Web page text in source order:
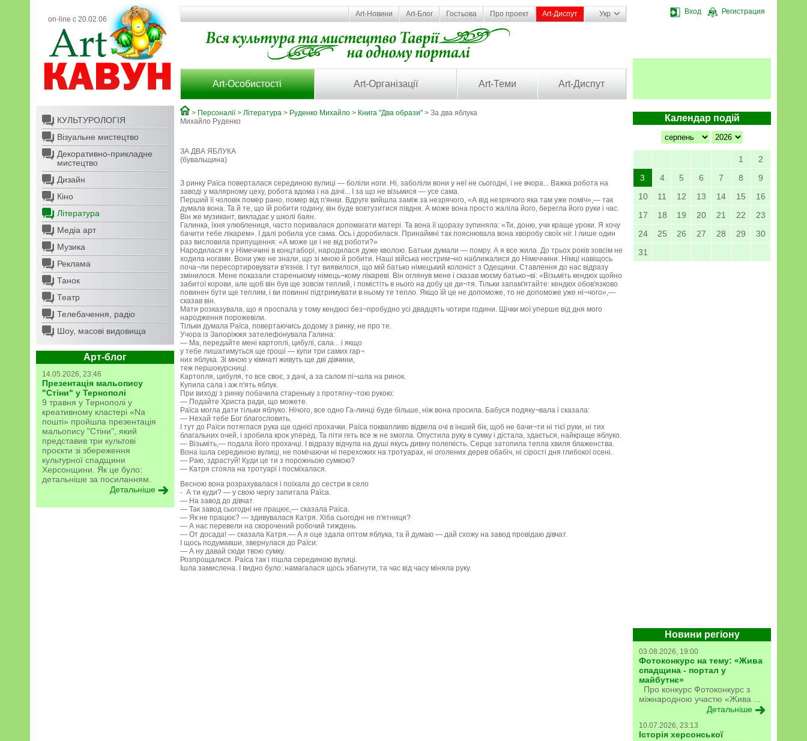
on-line с 20.02.06
Вход Регистрация
Art-Новини Art-Блог Гостьова Про проект Art-Диспут Укр
Art-Особистості Art-Організації Art-Теми Art-Диспут
КУЛЬТУРОЛОГІЯ
Візуальне мистецтво
Декоративно-прикладне
мистецтво
Дизайн
Кіно
Література
Медіа арт
Музика
Реклама
Танок
Театр
Телебачення, радіо
Шоу, масові видовища
Арт-блог
14.05.2026, 23:46
Презентація мальопису
"Стіни" у Тернополі
9 травня у Тернополі у
креативному кластері «Na
пошті» пройшла презентація
мальопису "Стіни", який
представив три культові
проєкти зі збереження
культурної спадщини
Херсонщини. Як це було:
детальніше за посиланням.
Детальніше
Календар подій
1
2
3
4 5 6 7 8
9
10
11 12 13 14 15
16
17
18 19 20 21 22
23
24
25 26 27 28 29
30
31
Новини регіону
03.08.2026, 19:00
Фотоконкурс на тему: «Жива
спадщина - портал у
майбутнє»
Про конкурс Фотоконкурс з
міжнародною участю «Жива ...
Детальніше
10.07.2026, 23:13
Історія херсонської
> Персоналії> Література > Руденко Михайло > Книга "Два образи" > За два яблука
Михайло Руденко
ЗА ДВА ЯБЛУКА
{бувальщина)
З ринку Раїса поверталася серединою вулиці — боліли ноги. Ні, заболіли вони у неї не сьогодні, і не вчора... Важка робота на
заводі у малярному цеху, робота вдома і на дачі... І за що не візьмися — усе сама.
Перший її чоловік помер рано, помер від п'янки. Вдруге вийшла заміж за незрячого, «А від незрячого яка там уже поміч»,— так
думала вона. Та й те, що їй робити годину, він буде вовтузитися півдня. А може вона просто жаліла його, берегла його руки і час.
Він же музикант, викладає у школі баян.
Галинка, їхня улюблениця, часто поривалася допомагати матері. Та вона її щоразу зупиняла: «Ти, доню, учи краще уроки. Я хочу
бачити тебе лікарем». І далі робила усе сама. Ось і доробилася. Принаймні так пояснювала вона хворобу своїх ніг. І лише один
раз висловила припущення: «А може це і не від роботи?»
Народилася я у Німеччині в концтаборі, народилася дуже кволою. Батьки думали — помру. А я все жила. До трьох років зовсім не
ходила ногами. Вони уже не знали, що зі мною й робити. Наші війська нестрим¬но наближалися до Німеччини. Німці навіщось
поча¬ли пересортировувати в'язнів. І тут виявилося, що мій батько німецький колоніст з Одещини. Ставлення до нас відразу
змінилося. Мене показали старенькому німець¬кому лікареві. Він оглянув мене і сказав моєму батько¬ві: «Візьміть кендюх щойно
забитої корови, але щоб він був ще зовсім теплий, і помістіть в нього на добу це ди¬тя. Тільки запам'ятайте: кендюх обов'язково
повинен бути ще теплим, і ви повинні підтримувати в ньому те тепло. Якщо їй це не допоможе, то не допоможе уже ні¬чого»,—
сказав він.
Мати розказувала, що я проспала у тому кендюсі без¬пробудно усі двадцять чотири години. Щічки мої уперше від дня мого
народження порожевіли.
Тільки думала Раїса, повертаючись додому з ринку, не про те.
Учора із Запоріжжя зателефонувала Галина:
— Ма, передайте мені картоплі, цибулі, сала... і якщо
у тебе лишатимуться ще гроші — купи три самих гар¬
них яблука. Зі мною у кімнаті живуть ще дві дівчини,
теж першокурсниці.
Картопля, цибуля, то все своє, з дачі, а за салом пі¬шла на ринок.
Купила сала і аж п'ять яблук.
При виході з ринку побачила стареньку з протягну¬тою рукою:
— Подайте Христа ради, що можете.
Раїса могла дати тільки яблуко. Нічого, все одно Га-линці буде більше, ніж вона просила. Бабуся подяку¬вала і сказала:
— Нехай тебе Бог благословить.
І тут до Раїси потяглася рука ще однієї прохачки. Раїса поквапливо відвела очі в інший бік, щоб не бачи¬ти ні тієї руки, ні тих
благальних очей, і зробила крок уперед. Та піти геть все ж не змогла. Опустила руку в сумку і дістала, здається, найкраще яблуко.
— Візьміть,— подала його прохачці. І відразу відчула на душі якусь дивну полегкість. Серце затопила тепла хвиля блаженства.
Вона ішла серединою вулиці, не помічаючи ні перехожих на тротуарах, ні оголених дерев обабіч, ні сірості дня глибокої осені.
— Раю, здрастуй! Куди це ти з порожньою сумкою?
— Катря стояла на тротуарі і посміхалася.
Весною вона розрахувалася і поїхала до сестри в село
- А ти куди? — у свою чергу запитала Раїса.
— На завод до дівчат.
— Так завод сьогодні не працює,— сказала Раїса.
— Як не працює? — здивувалася Катря. Хіба сьогодні не п'ятниця?
— А нас перевели на скорочений робочий тиждень.
— От досада! — сказала Катря.— А я оце здала оптом яблука, та й думаю — дай схожу на завод провідаю дівчат.
І щось подумавши, звернулася до Раїси:
— А ну давай сюди твою сумку.
Розпрощалися. Раїса так і пішла серединою вулиці.
Ішла замислена. І видно було: намагалася щось збагнути, та час від часу міняла руку.